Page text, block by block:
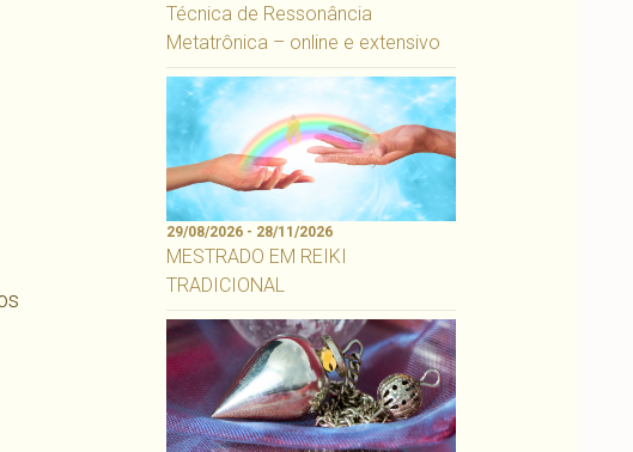
Técnica de Ressonância
Metatrônica – online e extensivo
29/08/2026 - 28/11/2026
MESTRADO EM REIKI
TRADICIONAL